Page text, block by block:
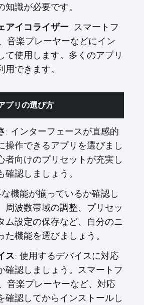
知識が必要です。
アイコライザー: スマートフ
音楽プレーヤーなどにイン
て使用します。多くのアプリ
できます。
プリの選び方
: インターフェースが直感的
操作できるアプリを選びまし
者向けのプリセットが充実し
確認しましょう。
機能が揃っているか確認し
周波数帯域の調整、プリセッ
ム設定の保存など、自分のニ
た機能を選びましょう。
ス: 使用するデバイスに対応
確認しましょう。スマートフ
音楽プレーヤーなど、対応
確認してからインストールし